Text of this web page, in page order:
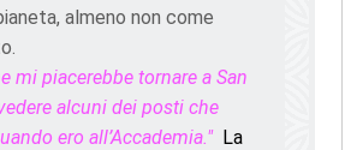
almeno non come
mi piacerebbe tornare a San
alcuni dei posti che
ero all’Accademia." La